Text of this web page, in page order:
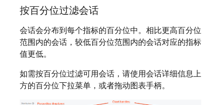
按百分位过滤会话
会话会分布到每个指标的百分位中。相比更高百分位
范围内的会话，较低百分位范围内的会话对应的指标
值更低。
如需按百分位过滤可用会话，请使用会话详细信息上
方的百分位下拉菜单，或者拖动图表手柄。